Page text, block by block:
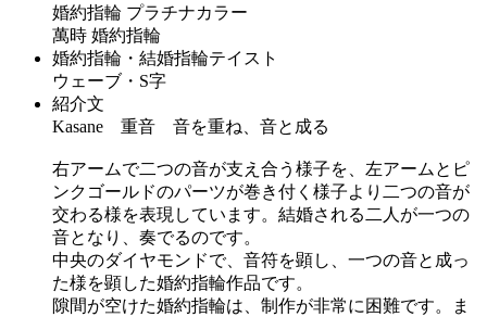
婚約指輪 プラチナカラー
萬時 婚約指輪
婚約指輪・結婚指輪テイスト
ウェーブ・S字
紹介文
Kasane 重音 音を重ね、音と成る
右アームで二つの音が支え合う様子を、左アームとピ
ンクゴールドのパーツが巻き付く様子より二つの音が
交わる様を表現しています。結婚される二人が一つの
音となり、奏でるのです。
中央のダイヤモンドで、音符を顕し、一つの音と成っ
た様を顕した婚約指輪作品です。
隙間が空けた婚約指輪は、制作が非常に困難です。ま